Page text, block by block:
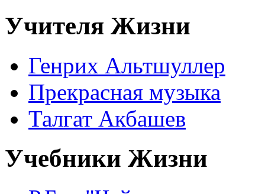
Учителя Жизни
Генрих Альтшуллер
Прекрасная музыка
Талгат Акбашев
Учебники Жизни